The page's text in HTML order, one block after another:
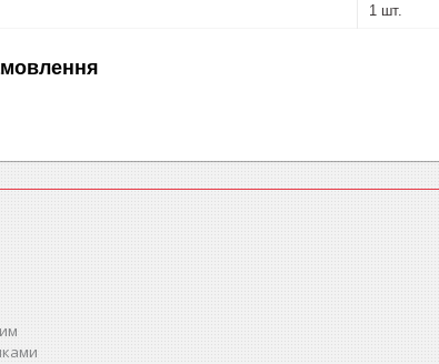
1 шт.